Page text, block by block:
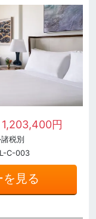
円
税別
C-003
を見る